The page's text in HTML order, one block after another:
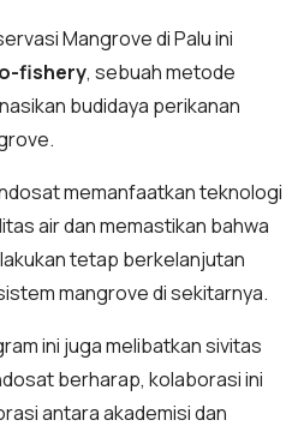
Mangrove di Palu ini
fishery, sebuah metode
budidaya perikanan
memanfaatkan teknologi
air dan memastikan bahwa
tetap berkelanjutan
mangrove di sekitarnya.
ini juga melibatkan sivitas
berharap, kolaborasi ini
antara akademisi dan